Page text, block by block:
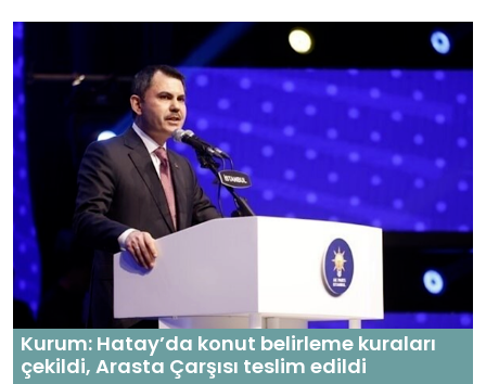
Kurum: Hatay’da konut belirleme kuraları
çekildi, Arasta Çarşısı teslim edildi